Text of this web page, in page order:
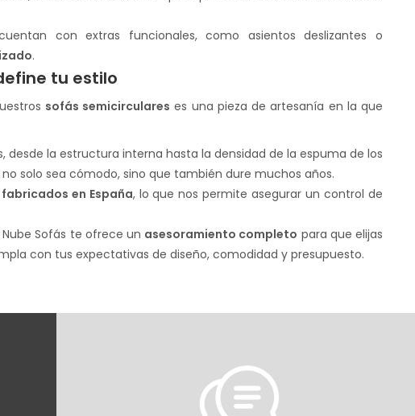
con extras funcionales, como asientos deslizantes o
.
tu estilo
sofás semicirculares es una pieza de artesanía en la que
desde la estructura interna hasta la densidad de la espuma de los
solo sea cómodo, sino que también dure muchos años.
fabricados en España, lo que nos permite asegurar un control de
Sofás te ofrece un asesoramiento completo para que elijas
con tus expectativas de diseño, comodidad y presupuesto.